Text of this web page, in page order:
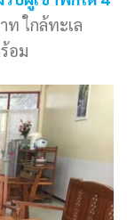
ท ใกล้ทะเล
อม